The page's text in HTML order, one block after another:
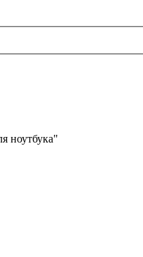
ноутбука"